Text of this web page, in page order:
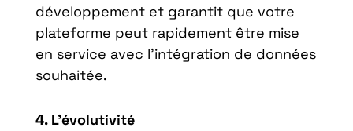
développement et garantit que votre
plateforme peut rapidement être mise
en service avec l’intégration de données
souhaitée.
4. L’évolutivité